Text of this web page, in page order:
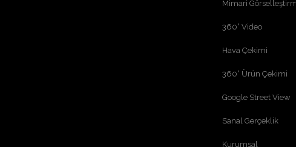
Mimari
360° Video
Hava Çekimi
360° Ürün Çekimi
Google Street View
Sanal Gerçeklik
Kurumsal